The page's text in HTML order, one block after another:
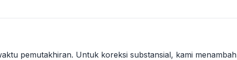
pemutakhiran. Untuk koreksi substansial, kami